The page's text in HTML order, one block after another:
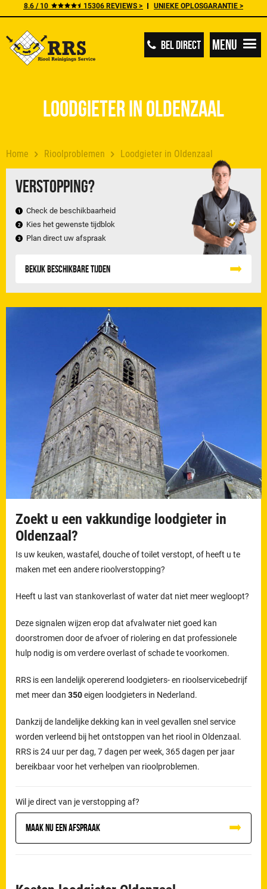
8.6 / 10 15306 REVIEWS > UNIEKE OPLOSGARANTIE >
BEL DIRECT Menu
Home Rioolproblemen Loodgieter in Oldenzaal
Verstopping?
Check de beschikbaarheid
Kies het gewenste tijdblok
Plan direct uw afspraak
Bekijk beschikbare tijden
Loodgieter in Oldenzaal
Zoekt u een vakkundige loodgieter in
Oldenzaal?
Is uw keuken, wastafel, douche of toilet verstopt, of heeft u te
maken met een andere rioolverstopping?
Heeft u last van stankoverlast of water dat niet meer wegloopt?
Deze signalen wijzen erop dat afvalwater niet goed kan
doorstromen door de afvoer of riolering en dat professionele
hulp nodig is om verdere overlast of schade te voorkomen.
RRS is een landelijk opererend loodgieters- en rioolservicebedrijf
met meer dan350eigen loodgieters in Nederland.
Dankzij de landelijke dekking kan in veel gevallen snel service
worden verleend bij het ontstoppen van het riool in Oldenzaal.
RRS is 24 uur per dag, 7 dagen per week, 365 dagen per jaar
bereikbaar voor het verhelpen van rioolproblemen.
Wil je direct van je verstopping af?
Maak nu een afspraak